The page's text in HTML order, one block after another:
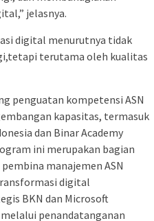
jelasnya.
digital menurutnya tidak
terutama oleh kualitas
penguatan kompetensi ASN
kapasitas, termasuk
dan Binar Academy
ini merupakan bagian
manajemen ASN
digital
BKN dan Microsoft
penandatanganan